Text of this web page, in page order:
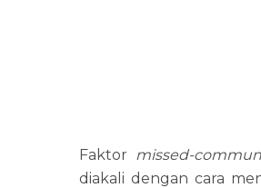
Faktor missed-
diakali dengan cara